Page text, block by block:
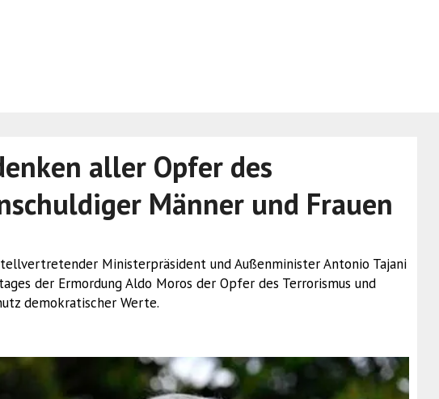
aller Opfer des
Männer und Frauen
Ministerpräsident und Außenminister Antonio Tajani
der Ermordung Aldo Moros der Opfer des Terrorismus und
demokratischer Werte.